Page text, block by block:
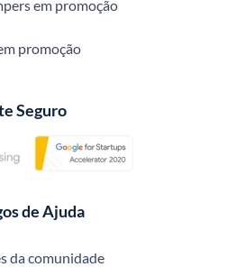
em promoção
promoção
Seguro
de Ajuda
da comunidade